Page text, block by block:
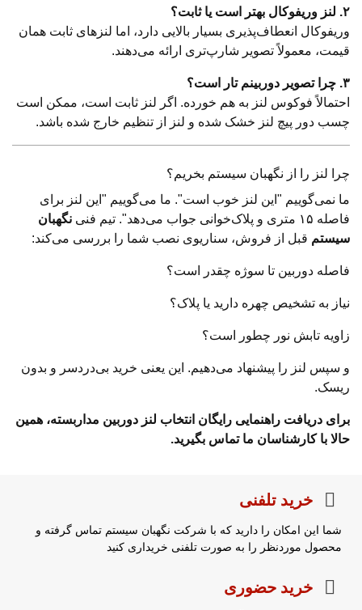
۲. لنز وریفوکال بهتر است یا ثابت؟
وریفوکال انعطاف‌پذیری بسیار بالایی دارد، اما لنزهای ثابت همان
قیمت، معمولاً تصویر شارپ‌تری ارائه می‌دهند.
۳. چرا تصویر دوربینم تار است؟
احتمالاً فوکوس لنز به هم خورده. اگر لنز ثابت است، ممکن است
چسب دور پیچ لنز خشک شده و لنز از تنظیم خارج شده باشد.
چرا لنز را از نگهبان سیستم بخریم؟
ما نمی‌گوییم "این لنز خوب است". ما می‌گوییم "این لنز برای
فاصله ۱۵ متری و پلاک‌خوانی جواب می‌دهد". تیم فنی
نگهبان
سیستم قبل از فروش، سناریوی نصب شما را بررسی می‌کند:
فاصله دوربین تا سوژه چقدر است؟
نیاز به تشخیص چهره دارید یا پلاک؟
زاویه تابش نور چطور است؟
و سپس لنز را پیشنهاد می‌دهیم. این یعنی خرید بی‌دردسر و بدون
ریسک.
برای دریافت راهنمایی رایگان انتخاب لنز دوربین مداربسته، همین
حالا با کارشناسان ما تماس بگیرید.
خرید تلفنی
شما این امکان را دارید که با شرکت نگهبان سیستم تماس گرفته و
محصول موردنظر را به صورت تلفنی خریداری کنید
خرید حضوری